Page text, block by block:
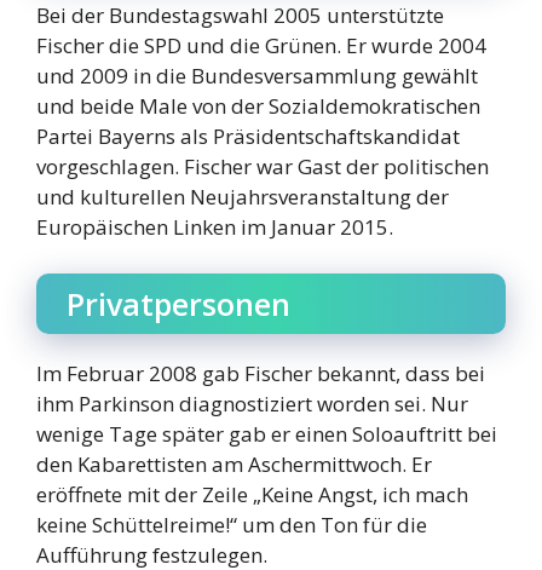
Bei der Bundestagswahl 2005 unterstützte
Fischer die SPD und die Grünen. Er wurde 2004
und 2009 in die Bundesversammlung gewählt
und beide Male von der Sozialdemokratischen
Partei Bayerns als Präsidentschaftskandidat
vorgeschlagen. Fischer war Gast der politischen
und kulturellen Neujahrsveranstaltung der
Europäischen Linken im Januar 2015.
Privatpersonen
Im Februar 2008 gab Fischer bekannt, dass bei
ihm Parkinson diagnostiziert worden sei. Nur
wenige Tage später gab er einen Soloauftritt bei
den Kabarettisten am Aschermittwoch. Er
eröffnete mit der Zeile „Keine Angst, ich mach
keine Schüttelreime!“ um den Ton für die
Aufführung festzulegen.